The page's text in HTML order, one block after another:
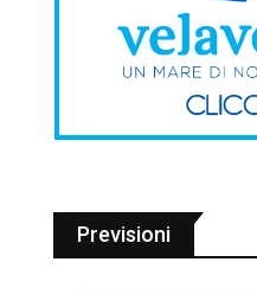
Previsioni